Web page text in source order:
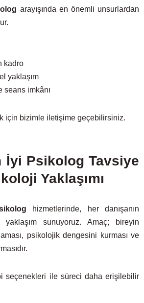
arayışında en önemli unsurlardan
kadro
yaklaşım
seans imkânı
için bizimle iletişime geçebilirsiniz.
İyi Psikolog Tavsiye
Yaklaşımı
hizmetlerinde, her danışanın
sunuyoruz. Amaç; bireyin
psikolojik dengesini kurması ve
seçenekleri ile süreci daha erişilebilir